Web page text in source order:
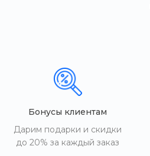
Бонусы клиентам
Дарим подарки и скидки
до 20% за каждый заказ